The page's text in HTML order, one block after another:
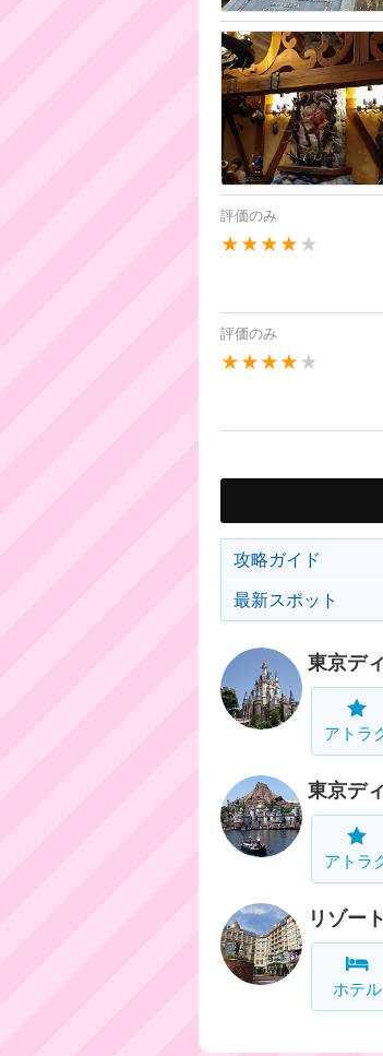
評価のみ
★★★★ ★
評価のみ
★★★★ ★
攻略ガイド
最新スポット
東京デ
アトラ
東京デ
アトラ
リゾー
ホテル